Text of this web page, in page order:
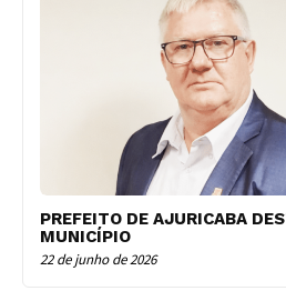
PREFEITO DE AJURICABA
MUNICÍPIO
22 de junho de 2026